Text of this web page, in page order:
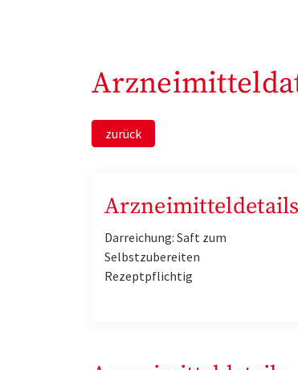
zurück
Darreichung: Saft zum
Selbstzubereiten
Rezeptpflichtig